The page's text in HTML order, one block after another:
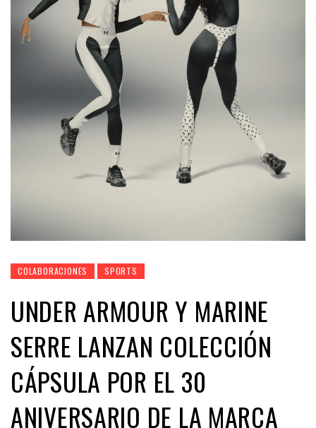
COLABORACIONES SPORTS
UNDER ARMOUR Y MARINE
SERRE LANZAN COLECCIÓN
CÁPSULA POR EL 30
ANIVERSARIO DE LA MARCA